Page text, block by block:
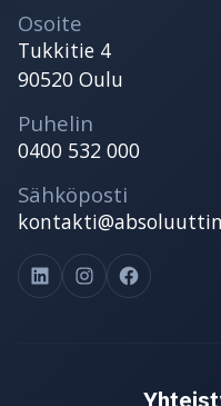
Osoite
Tukkitie 4
90520 Oulu
Puhelin
0400 532 000
Sähköposti
LinkedIn
Instagram